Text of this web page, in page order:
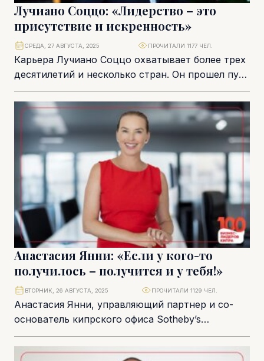
Лучиано Соццо: «Лидерство – это
присутствие и искренность»
Карьера Лучиано Соццо охватывает более трех
десятилетий и несколько стран. Он прошел путь
от шестнадцатилетнего официанта в Италии до
руководителя...
СРЕДА, 27 АВГУСТА, 2025 ПРОЧИТАЛИ 1177 ЧЕЛ.
Анастасия Янни: «Если у кого-то
получилось – получится и у тебя!»
Анастасия Янни, управляющий партнер и со-
основатель кипрского офиса Sotheby’s
International Realty, называет свою работу
«приключением внутри приключения». Более
ВТОРНИК, 26 АВГУСТА, 2025 ПРОЧИТАЛИ 1129 ЧЕЛ.